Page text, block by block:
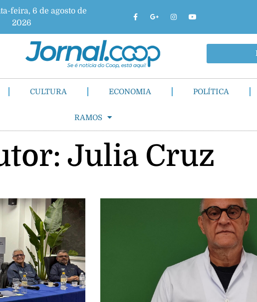
feira, 6 de agosto de
2026
CULTURA ECONOMIA POLÍTICA
RAMOS
Julia Cruz